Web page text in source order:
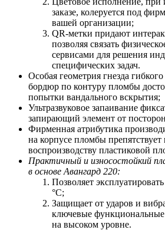
заказе, колеруется под
вашей организации;
QR-метки придают
позволяя связать
сервисами для решения
специфических задач.
Особая геометрия гнезда
бордюр по контуру пломбы
попытки вандального вскрытия;
Ультразвуковое запаивание
запирающий элемент от
Фирменная атрибутика
на корпусе пломбы
воспроизводству пластиковой
Практичный и износостойкий
в основе Авангард 220:
Позволяет э
°С;
Защищает от ударов и
ключевые
на высоком уровне.